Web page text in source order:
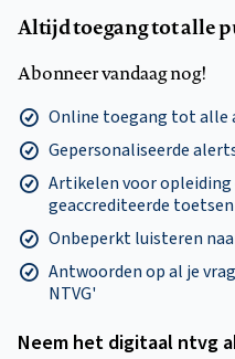
Altijd toegang tot alle
Abonneer vandaag nog!
Online toegang tot alle
Gepersonaliseerde
Artikelen voor
geaccrediteerde toetsen
Onbeperkt luisteren
Antwoorden op al je
NTVG'
Neem het digitaal ntvg